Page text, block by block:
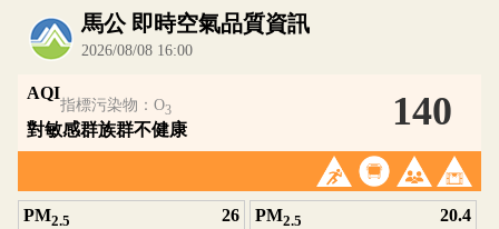
內嵌空氣品質小工具為視覺預覽，完整即時空